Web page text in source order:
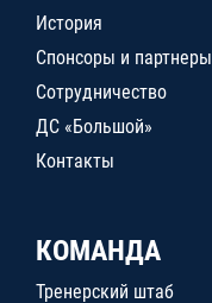
История
Спонсоры и партнеры
Сотрудничество
ДС «Большой»
Контакты
КОМАНДА
Тренерский штаб